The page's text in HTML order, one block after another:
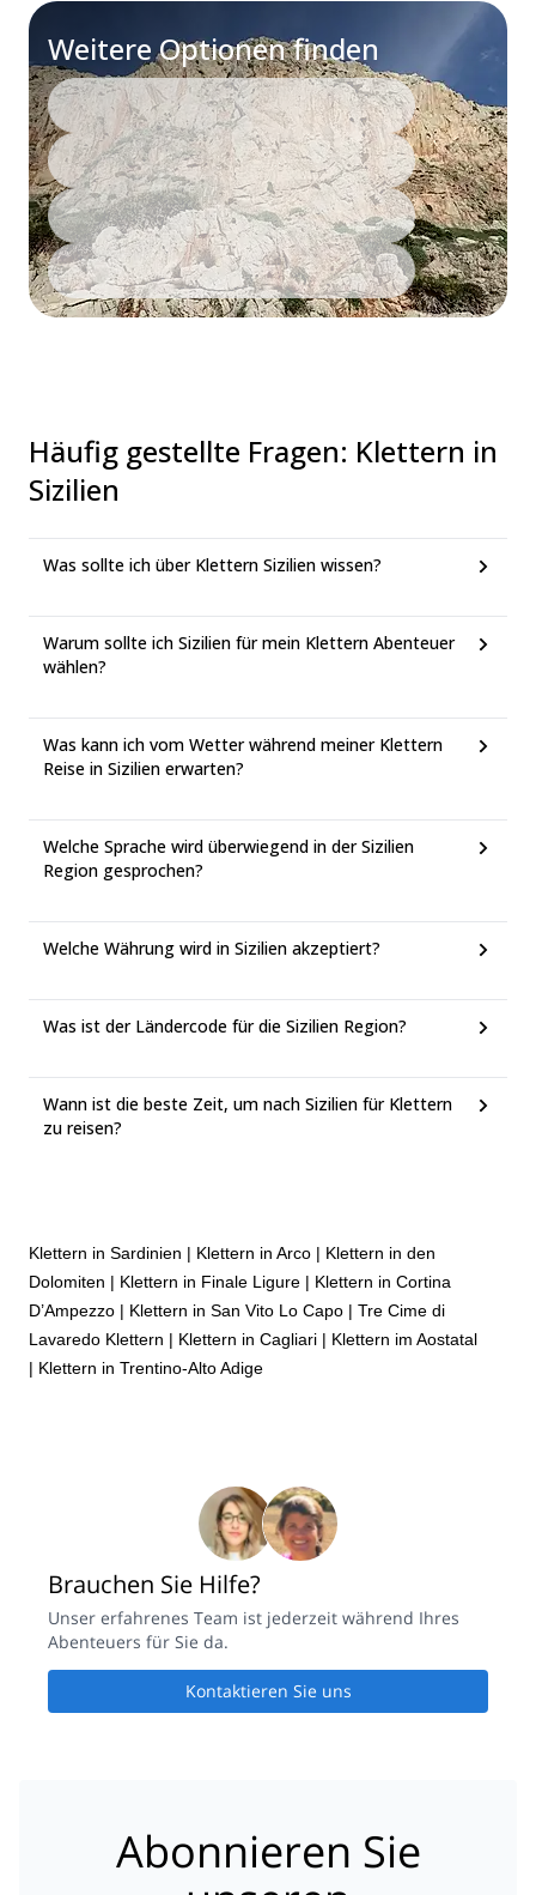
Weitere Optionen finden
Häufig gestellte Fragen: Klettern in
Sizilien
Was sollte ich über Klettern Sizilien wissen?
Warum sollte ich Sizilien für mein Klettern Abenteuer
wählen?
Was kann ich vom Wetter während meiner Klettern
Reise in Sizilien erwarten?
Welche Sprache wird überwiegend in der Sizilien
Region gesprochen?
Welche Währung wird in Sizilien akzeptiert?
Was ist der Ländercode für die Sizilien Region?
Wann ist die beste Zeit, um nach Sizilien für Klettern
zu reisen?
Klettern in Sardinien | Klettern in Arco | Klettern in den
Dolomiten | Klettern in Finale Ligure | Klettern in Cortina
D’Ampezzo | Klettern in San Vito Lo Capo | Tre Cime di
Lavaredo Klettern | Klettern in Cagliari | Klettern im Aostatal
| Klettern in Trentino-Alto Adige
Brauchen Sie Hilfe?
Unser erfahrenes Team ist jederzeit während Ihres
Abenteuers für Sie da.
Kontaktieren Sie uns
Abonnieren Sie